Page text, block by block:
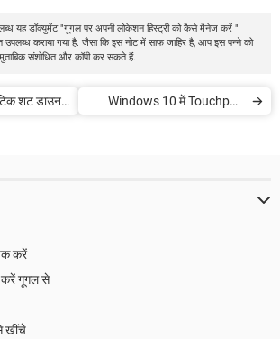
यह डॉक्युमेंट "गूगल पर अपनी लोकेशन हिस्ट्री को कैसे मैनेज करें "
कराया गया है. जैसा कि इस नोट में साफ जाहिर है, आप इस पन्ने को
संशोधित और कॉपी कर सकते हैं.
शट डाउन
Windows 10 में Touchpad
करें
करें गूगल से
खींचे